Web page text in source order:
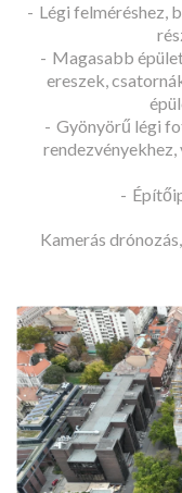
Légi felméréshez,
Magasabb
ereszek,
Gyönyörű légi
Kamerás